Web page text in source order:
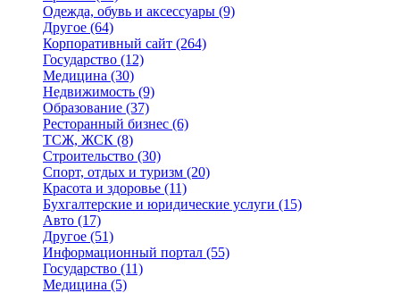
Одежда, обувь и аксессуары (9)
Другое (64)
Корпоративный сайт (264)
Государство (12)
Медицина (30)
Недвижимость (9)
Образование (37)
Ресторанный бизнес (6)
ТСЖ, ЖСК (8)
Строительство (30)
Спорт, отдых и туризм (20)
Красота и здоровье (11)
Бухгалтерские и юридические услуги (15)
Авто (17)
Другое (51)
Информационный портал (55)
Государство (11)
Медицина (5)